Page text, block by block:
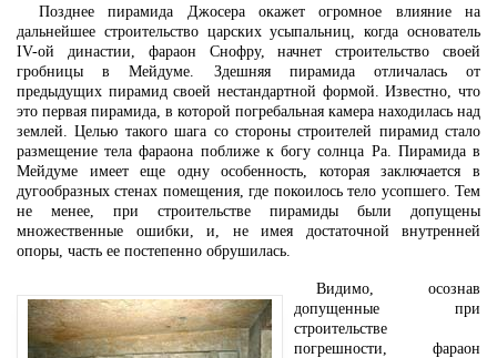
Позднее пирамида Джосера окажет огромное влияние на
дальнейшее строительство царских усыпальниц, когда основатель
IV-ой династии, фараон Снофру, начнет строительство своей
гробницы в Мейдуме. Здешняя пирамида отличалась от
предыдущих пирамид своей нестандартной формой. Известно, что
это первая пирамида, в которой погребальная камера находилась над
землей. Целью такого шага со стороны строителей пирамид стало
размещение тела фараона поближе к богу солнца Ра. Пирамида в
Мейдуме имеет еще одну особенность, которая заключается в
дугообразных стенах помещения, где покоилось тело усопшего. Тем
не менее, при строительстве пирамиды были допущены
множественные ошибки, и, не имея достаточной внутренней
опоры, часть ее постепенно обрушилась.
Видимо, осознав
допущенные при
строительстве
погрешности, фараон